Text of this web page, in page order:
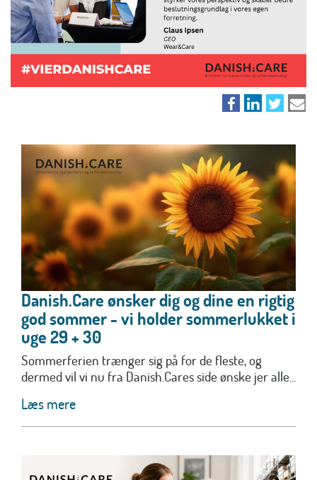
Danish.Care ønsker dig og dine en rigtig
god sommer - vi holder sommerlukket i
uge 29 + 30
Sommerferien trænger sig på for de fleste, og
dermed vil vi nu fra Danish.Cares side ønske jer alle...
Læs mere